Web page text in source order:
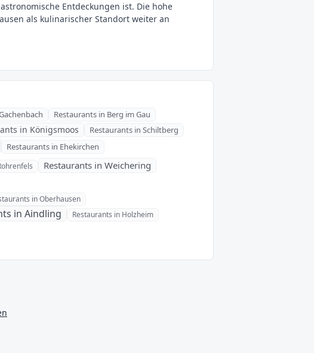
Entdeckungen ist. Die hohe
als kulinarischer Standort weiter an
Restaurants in Berg im Gau
in Königsmoos Restaurants in Schiltberg
Restaurants in Ehekirchen
Restaurants in Weichering
in Oberhausen
in Aindling Restaurants in Holzheim